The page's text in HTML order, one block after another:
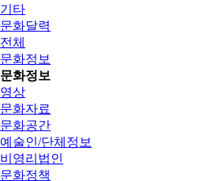
기타
문화달력
전체
문화정보
문화정보
영상
문화자료
문화공간
예술인/단체정보
비영리법인
문화정책